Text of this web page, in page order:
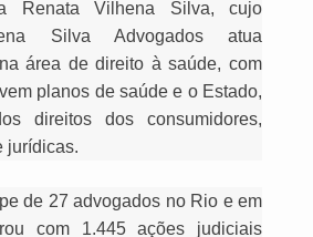
Renata Vilhena Silva, cujo
Silva Advogados atua
área de direito à saúde, com
planos de saúde e o Estado,
direitos dos consumidores,
jurídicas.
de 27 advogados no Rio e em
com 1.445 ações judiciais